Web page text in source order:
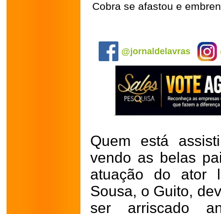
Cobra se afastou e
@jornaldelavras
Quem está
vendo as belas
atuação do ator
Sousa, o Guito,
ser arriscado